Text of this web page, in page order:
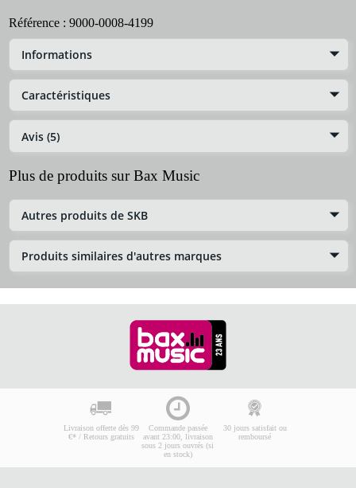
Référence : 9000-0008-4199
Informations
Caractéristiques
Avis (5)
Plus de produits sur Bax Music
Autres produits de SKB
Produits similaires d'autres marques
Livraison offerte dès 99
€* / Retours gratuits
Commande passée
avant 23:00, livraison
sous 2 jours ouvrés (si
en stock)
30 jours satisfait ou
remboursé